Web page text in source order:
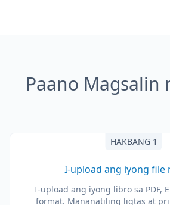
Paano Magsalin
HAKBANG 1
I-upload ang iyong file
I-upload ang iyong libro sa PDF,
format. Mananatiling ligtas at